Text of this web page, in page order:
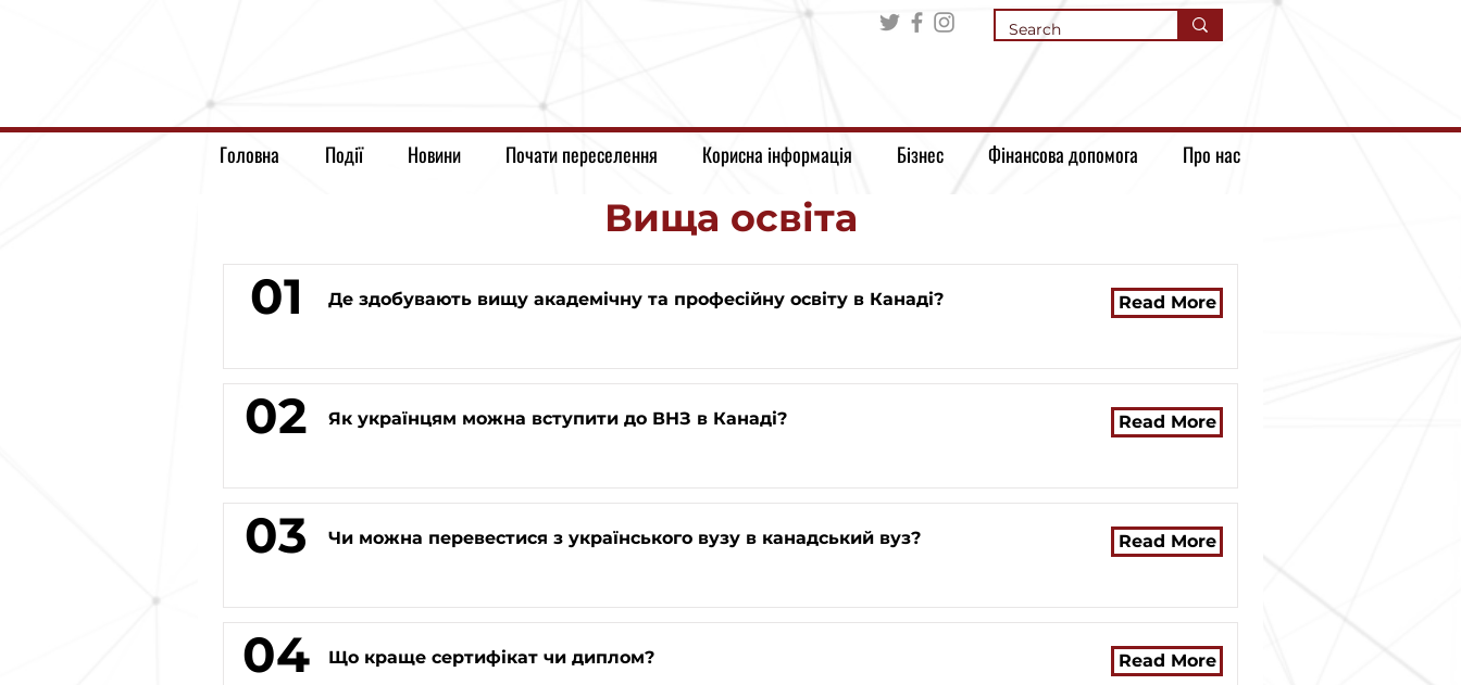
Головна Події Новини Почати переселення Корисна інформація Бізнес Фінансова допомога Про нас
Вища освіта
01 Де здобувають вищу академічну та професійну освіту в Канаді? Read More
02 Як українцям можна вступити до ВНЗ в Канаді? Read More
03 Чи можна перевестися з українського вузу в канадський вуз? Read More
04 Що краще сертифікат чи диплом? Read More